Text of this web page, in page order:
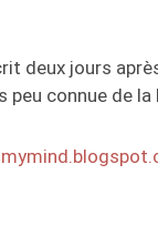
deux jours
peu connue de